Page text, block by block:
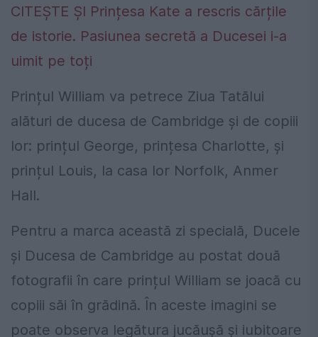
CITEȘTE ȘI Prințesa Kate a rescris cărțile
de istorie. Pasiunea secretă a Ducesei i-a
uimit pe toți
Prințul William va petrece Ziua Tatălui
alături de ducesa de Cambridge și de copiii
lor: prințul George, prințesa Charlotte, și
prințul Louis, la casa lor Norfolk, Anmer
Hall.
Pentru a marca această zi specială, Ducele
și Ducesa de Cambridge au postat două
fotografii în care prințul William se joacă cu
copiii săi în grădină. În aceste imagini se
poate observa legătura jucăușă și iubitoare